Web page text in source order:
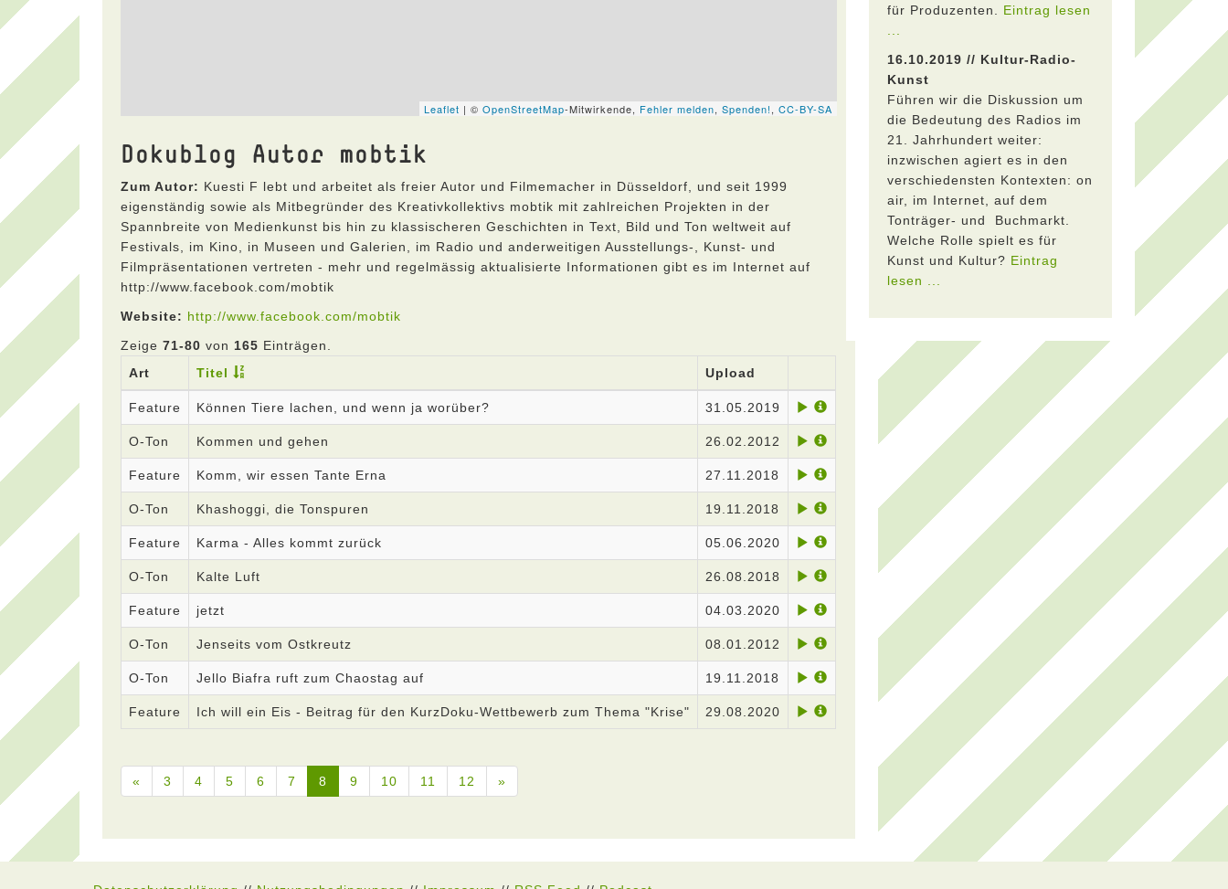
Dokublog Autor mobtik
Zum Autor: Kuesti F lebt und arbeitet als freier Autor und Filmemacher in Düsseldorf, und seit 1999
eigenständig sowie als Mitbegründer des Kreativkollektivs mobtik mit zahlreichen Projekten in der
Spannbreite von Medienkunst bis hin zu klassischeren Geschichten in Text, Bild und Ton weltweit auf
Festivals, im Kino, in Museen und Galerien, im Radio und anderweitigen Ausstellungs-, Kunst- und
Filmpräsentationen vertreten - mehr und regelmässig aktualisierte Informationen gibt es im Internet auf
http://www.facebook.com/mobtik
Website: http://www.facebook.com/mobtik
Zeige 71-80 von 165 Einträgen.
Art
Titel Upload
Feature Können Tiere lachen, und wenn ja worüber? 31.05.2019
O-Ton Kommen und gehen 26.02.2012
Feature Komm, wir essen Tante Erna 27.11.2018
O-Ton Khashoggi, die Tonspuren 19.11.2018
Feature Karma - Alles kommt zurück 05.06.2020
O-Ton Kalte Luft 26.08.2018
Feature jetzt 04.03.2020
O-Ton Jenseits vom Ostkreutz 08.01.2012
O-Ton Jello Biafra ruft zum Chaostag auf 19.11.2018
Feature Ich will ein Eis - Beitrag für den KurzDoku-Wettbewerb zum Thema "Krise" 29.08.2020
« 3 4 5 6 7 8 9 10 11 12 »
für Produzenten. Eintrag lesen
16.10.2019 // Kultur-Radio-
Kunst
Führen wir die Diskussion um
die Bedeutung des Radios im
21. Jahrhundert weiter:
inzwischen agiert es in den
verschiedensten Kontexten: on
air, im Internet, auf dem
Tonträger- und Buchmarkt.
Welche Rolle spielt es für
Kunst und Kultur? Eintrag
lesen ...